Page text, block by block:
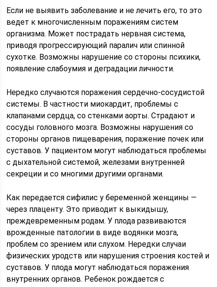
Если не выявить заболевание и не лечить его, то это
ведет к многочисленным поражениям систем
организма. Может пострадать нервная система,
приводя прогрессирующий паралич или спинной
сухотке. Возможны нарушение со стороны психики,
появление слабоумия и деградации личности.
Нередко случаются поражения сердечно-сосудистой
системы. В частности миокардит, проблемы с
клапанами сердца, со стенками аорты. Страдают и
сосуды головного мозга. Возможны нарушения со
стороны органов пищеварения, поражение почек или
суставов. У пациентом могут наблюдаться проблемы
с дыхательной системой, железами внутренней
секреции и со многими другими органами.
Как передается сифилис у беременной женщины —
через плаценту. Это приводит к выкидышу,
преждевременным родам. У плода развиваются
врожденные патологии в виде водянки мозга,
проблем со зрением или слухом. Нередки случаи
физических уродств или нарушения строения костей и
суставов. У плода могут наблюдаться поражения
внутренних органов. Ребенок рождается с